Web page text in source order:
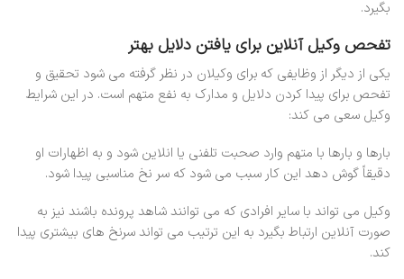
بگیرد.
تفحص وکیل آنلاین برای یافتن دلایل بهتر
یکی از دیگر از وظایفی که برای وکیلان در نظر گرفته می شود تحقیق و
تفحص برای پیدا کردن دلایل و مدارک به نفع متهم است. در این شرایط
وکیل سعی می کند:
بارها و بارها با متهم وارد صحبت تلفنی یا انلاین شود و به اظهارات او
دقیقاً گوش دهد این کار سبب می شود که سر نخ مناسبی پیدا شود.
وکیل می تواند با سایر افرادی که می توانند شاهد پرونده باشند نیز به
صورت آنلاین ارتباط بگیرد به این ترتیب می تواند سرنخ های بیشتری پیدا
کند.